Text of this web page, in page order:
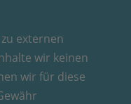
externen
wir keinen
wir für diese